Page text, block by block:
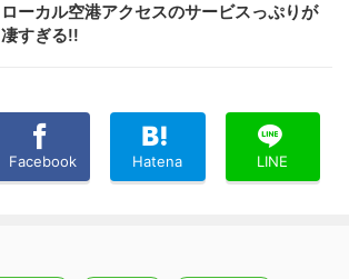
ローカル空港アクセスのサービスっぷりが
凄すぎる!!
Facebook Hatena LINE